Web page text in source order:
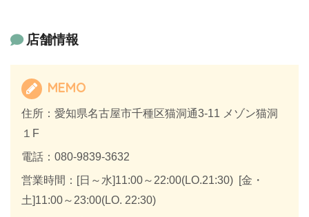
店舗情報
MEMO
住所：愛知県名古屋市千種区猫洞通3-11 メゾン猫洞
１F
電話：080-9839-3632
営業時間：[日～水]11:00～22:00(LO.21:30) [金・
土]11:00～23:00(LO. 22:30)